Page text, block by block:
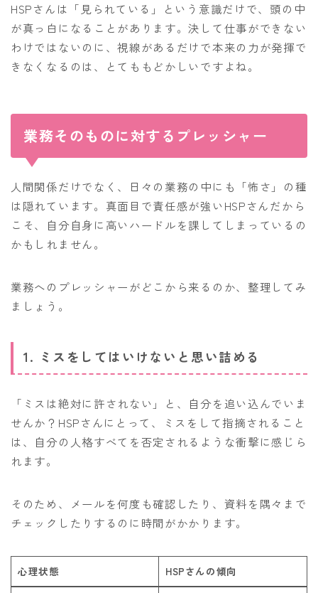
HSPさんは「見られている」という意識だけで、頭の中
が真っ白になることがあります。決して仕事ができない
わけではないのに、視線があるだけで本来の力が発揮で
きなくなるのは、とてももどかしいですよね。
業務そのものに対するプレッシャー
人間関係だけでなく、日々の業務の中にも「怖さ」の種
は隠れています。真面目で責任感が強いHSPさんだから
こそ、自分自身に高いハードルを課してしまっているの
かもしれません。
業務へのプレッシャーがどこから来るのか、整理してみ
ましょう。
1. ミスをしてはいけないと思い詰める
「ミスは絶対に許されない」と、自分を追い込んでいま
せんか？HSPさんにとって、ミスをして指摘されること
は、自分の人格すべてを否定されるような衝撃に感じら
れます。
そのため、メールを何度も確認したり、資料を隅々まで
チェックしたりするのに時間がかかります。
心理状態 HSPさんの傾向